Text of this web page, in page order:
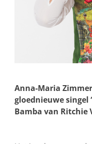
Anna-Maria
gloednieuwe singel
Bamba van Ritchie